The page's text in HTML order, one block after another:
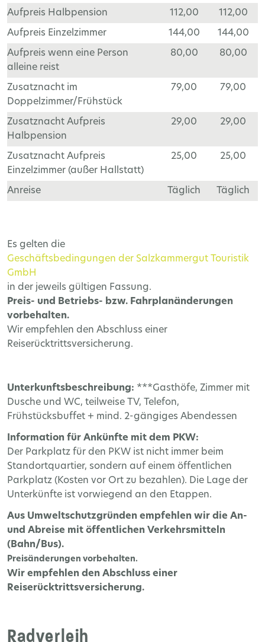
Aufpreis Halbpension 112,00 112,00
Aufpreis Einzelzimmer 144,00 144,00
Aufpreis wenn eine Person
alleine reist
80,00 80,00
Zusatznacht im
Doppelzimmer/Frühstück
79,00 79,00
Zusatznacht Aufpreis
Halbpension
29,00 29,00
Zusatznacht Aufpreis
Einzelzimmer (außer Hallstatt)
25,00 25,00
Anreise Täglich Täglich
Es gelten die
Geschäftsbedingungen der Salzkammergut Touristik
GmbH
in der jeweils gültigen Fassung.
Preis- und Betriebs- bzw. Fahrplanänderungen
vorbehalten.
Wir empfehlen den Abschluss einer
Reiserücktrittsversicherung.
Unterkunftsbeschreibung: ***Gasthöfe, Zimmer mit
Dusche und WC, teilweise TV, Telefon,
Frühstücksbuffet + mind. 2-gängiges Abendessen
Information für Ankünfte mit dem PKW:
Der Parkplatz für den PKW ist nicht immer beim
Standortquartier, sondern auf einem öffentlichen
Parkplatz (Kosten vor Ort zu bezahlen). Die Lage der
Unterkünfte ist vorwiegend an den Etappen.
Aus Umweltschutzgründen empfehlen wir die An-
und Abreise mit öffentlichen Verkehrsmitteln
(Bahn/Bus).
Preisänderungen vorbehalten.
Wir empfehlen den Abschluss einer
Reiserücktrittsversicherung.
Radverleih